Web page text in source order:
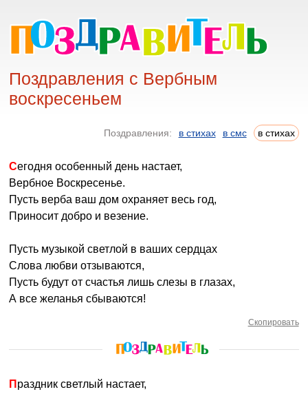
Поздравления с Вербным
воскресеньем
Поздравления: в стихах в смс в стихах
Сегодня особенный день настает,
Вербное Воскресенье.
Пусть верба ваш дом охраняет весь год,
Приносит добро и везение.
Пусть музыкой светлой в ваших сердцах
Слова любви отзываются,
Пусть будут от счастья лишь слезы в глазах,
А все желанья сбываются!
Скопировать
Праздник светлый настает,